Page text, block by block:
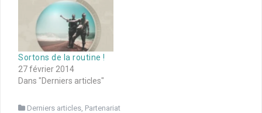
Sortons de la routine !
27 février 2014
Dans "Derniers articles"
Derniers articles Partenariat